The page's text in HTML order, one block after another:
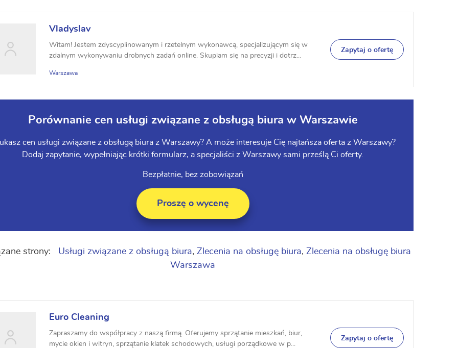
Vladyslav
Witam! Jestem zdyscyplinowanym i rzetelnym wykonawcą, specjalizującym się w
zdalnym wykonywaniu drobnych zadań online. Skupiam się na precyzji i dotrz...
Warszawa
Zapytaj o ofertę
Porównanie cen usługi związane z obsługą biura w Warszawie
cen usługi związane z obsługą biura z Warszawy? A może interesuje Cię najtańsza oferta z Warszawy?
Dodaj zapytanie, wypełniając krótki formularz, a specjaliści z Warszawy sami prześlą Ci oferty.
Bezpłatnie, bez zobowiązań
Proszę o wycenę
strony: Usługi związane z obsługą biura, Zlecenia na obsługę biura, Zlecenia na obsługę biura
Warszawa
Euro Cleaning
Zapraszamy do współpracy z naszą firmą. Oferujemy sprzątanie mieszkań, biur,
mycie okien i witryn, sprzątanie klatek schodowych, usługi porządkowe w p...
Zapytaj o ofertę